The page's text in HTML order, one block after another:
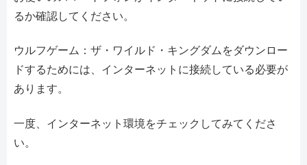
るか確認してください。
ウルフゲーム：ザ・ワイルド・キングダムをダウンロー
ドするためには、インターネットに接続している必要が
あります。
一度、インターネット環境をチェックしてみてくださ
い。